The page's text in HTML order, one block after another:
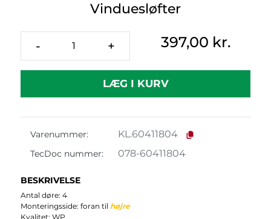
Vinduesløfter
- + 397,00 kr.
LÆG I KURV
Varenummer: KL.60411804
TecDoc nummer: 078-60411804
BESKRIVELSE
Antal døre: 4
Monteringsside: foran til højre
Kvalitet: WP